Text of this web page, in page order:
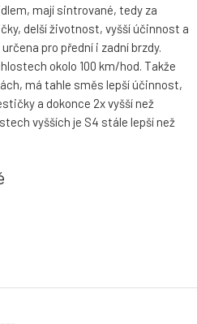
mají sintrované, tedy za
delší životnost, vyšší účinnost a
pro přední i zadní brzdy.
okolo 100 km/hod. Takže
má tahle směs lepší účinnost,
a dokonce 2x vyšší než
vyšších je S4 stále lepší než